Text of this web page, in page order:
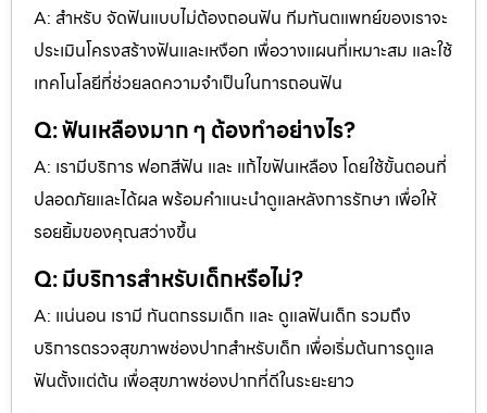
A: สำหรับ จัดฟันแบบไม่ต้องถอนฟัน ทีมทันตแพทย์ของเราจะ
ประเมินโครงสร้างฟันและเหงือก เพื่อวางแผนที่เหมาะสม และใช้
เทคโนโลยีที่ช่วยลดความจำเป็นในการถอนฟัน
Q: ฟันเหลืองมาก ๆ ต้องทำอย่างไร?
A: เรามีบริการ ฟอกสีฟัน และ แก้ไขฟันเหลือง โดยใช้ขั้นตอนที่
ปลอดภัยและได้ผล พร้อมคำแนะนำดูแลหลังการรักษา เพื่อให้
รอยยิ้มของคุณสว่างขึ้น
Q: มีบริการสำหรับเด็กหรือไม่?
A: แน่นอน เรามี ทันตกรรมเด็ก และ ดูแลฟันเด็ก รวมถึง
บริการตรวจสุขภาพช่องปากสำหรับเด็ก เพื่อเริ่มต้นการดูแล
ฟันตั้งแต่ต้น เพื่อสุขภาพช่องปากที่ดีในระยะยาว